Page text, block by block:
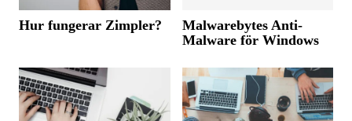
Hur fungerar Zimpler?
Malwarebytes Anti-
Malware för Windows